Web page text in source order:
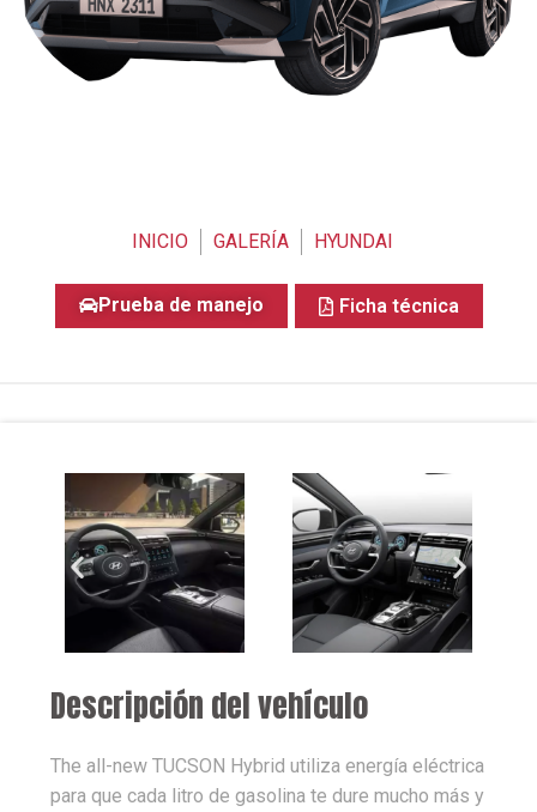
INICIO GALERÍA HYUNDAI
Prueba de manejo Ficha técnica
Descripción del vehículo
The all-new TUCSON Hybrid utiliza energía eléctrica
para que cada litro de gasolina te dure mucho más y